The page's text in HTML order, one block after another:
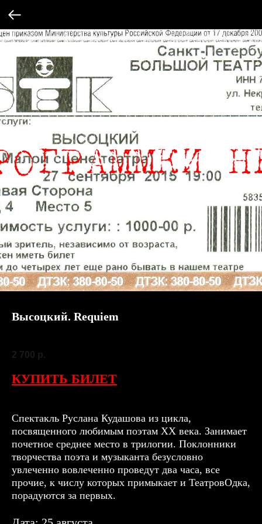
Высоцкий. Requiem
2 700 р.
КУПИТЬ БИЛЕТ
Спектакль Руслана Кудашова из цикла,
посвященного любимым поэтам ХХ века. Занимает
почетное среднее место в трилогии. Поклонники
творчества поэта и музыканта безусловно
увлеченно вовлеченно проведут два часа, все
прочие, к числу которых примыкает и ТеатровОдка,
порадуются за первых.